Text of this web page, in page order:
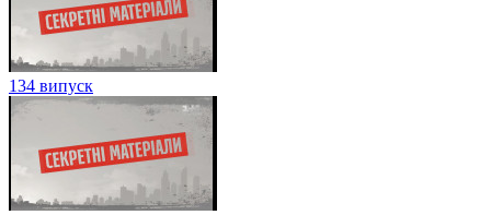
134 випуск